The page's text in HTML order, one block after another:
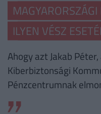
ILYEN VÉSZ
Ahogy azt Jakab
Kiberbiztonsági
Pénzcentrumnak